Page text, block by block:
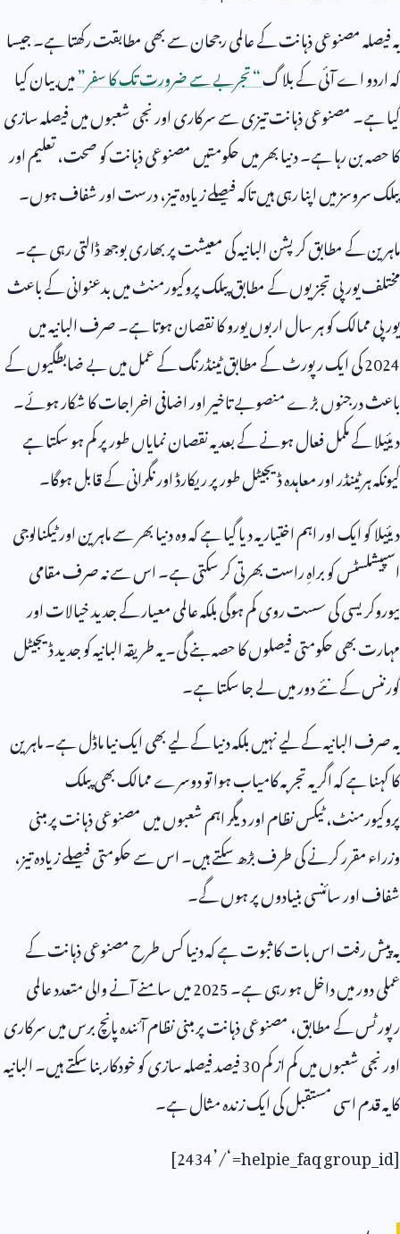
یہ فیصلہ مصنوعی ذہانت کے عالمی رجحان سے بھی مطابقت رکھتا ہے۔ جیسا
کہ اردو اے آئی کے بلاگ“ تجربے سے ضرورت تک کا سفر”میں بیان کیا
گیا ہے۔ مصنوعی ذہانت تیزی سے سرکاری اور نجی شعبوں میں فیصلہ سازی
کا حصہ بن رہا ہے۔ دنیا بھر میں حکومتیں مصنوعی ذہانت کو صحت، تعلیم اور
پبلک سروسز میں اپنا رہی ہیں تاکہ فیصلے زیادہ تیز، درست اور شفاف ہوں۔
ماہرین کے مطابق کرپشن البانیہ کی معیشت پر بھاری بوجھ ڈالتی رہی ہے۔
مختلف یورپی تجزیوں کے مطابق پبلک پروکیورمنٹ میں بدعنوانی کے باعث
یورپی ممالک کو ہر سال اربوں یورو کا نقصان ہوتا ہے۔ صرف البانیہ میں
2024کی ایک رپورٹ کے مطابق ٹینڈرنگ کے عمل میں بے ضابطگیوں کے
باعث درجنوں بڑے منصوبے تاخیر اور اضافی اخراجات کا شکار ہوئے۔
دیئیلا کے مکمل فعال ہونے کے بعد یہ نقصان نمایاں طور پر کم ہو سکتا ہے
کیونکہ ہر ٹینڈر اور معاہدہ ڈیجیٹل طور پر ریکارڈ اور نگرانی کے قابل ہوگا۔
دیئیلا کو ایک اور اہم اختیار یہ دیا گیا ہے کہ وہ دنیا بھر سے ماہرین اور ٹیکنالوجی
اسپیشلسٹس کو براہِ راست بھرتی کر سکتی ہے۔ اس سے نہ صرف مقامی
بیوروکریسی کی سست روی کم ہوگی بلکہ عالمی معیار کے جدید خیالات اور
مہارت بھی حکومتی فیصلوں کا حصہ بنے گی۔ یہ طریقہ البانیہ کو جدید ڈیجیٹل
گورننس کے نئے دور میں لے جا سکتا ہے۔
یہ صرف البانیہ کے لیے نہیں بلکہ دنیا کے لیے بھی ایک نیا ماڈل ہے۔ ماہرین
کا کہنا ہے کہ اگر یہ تجربہ کامیاب ہوا تو دوسرے ممالک بھی پبلک
پروکیورمنٹ، ٹیکس نظام اور دیگر اہم شعبوں میں مصنوعی ذہانت پر مبنی
وزراء مقرر کرنے کی طرف بڑھ سکتے ہیں۔ اس سے حکومتی فیصلے زیادہ تیز،
شفاف اور سائنسی بنیادوں پر ہوں گے۔
یہ پیش رفت اس بات کا ثبوت ہے کہ دنیا کس طرح مصنوعی ذہانت کے
عملی دور میں داخل ہو رہی ہے۔2025میں سامنے آنے والی متعدد عالمی
رپورٹس کے مطابق، مصنوعی ذہانت پر مبنی نظام آئندہ پانچ برس میں سرکاری
اور نجی شعبوں میں کم از کم30فیصد فیصلہ سازی کو خودکار بنا سکتے ہیں۔ البانیہ
کا یہ قدم اسی مستقبل کی ایک زندہ مثال ہے۔
[
helpie_faq group_id
=‘
2434’/
]